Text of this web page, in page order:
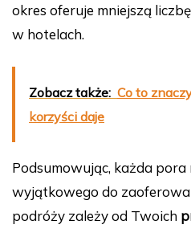
okres oferuje mniejszą
w hotelach.
Zobacz także: Co to
korzyści daje
Podsumowując, każda
wyjątkowego do
podróży zależy od Twoich